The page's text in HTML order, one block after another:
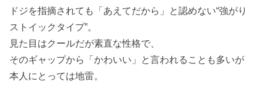
ドジを指摘されても「あえてだから」と認めない“強がり
ストイックタイプ”。
見た目はクールだが素直な性格で、
そのギャップから「かわいい」と言われることも多いが
本人にとっては地雷。